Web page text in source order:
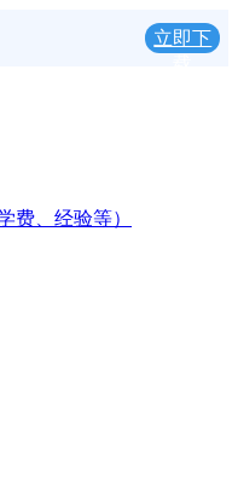
立即下
费、经验等）